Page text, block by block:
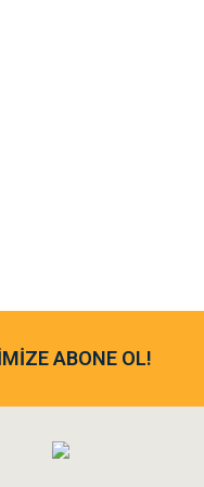
ve paketlemesine bayıldım
ABONE OL!